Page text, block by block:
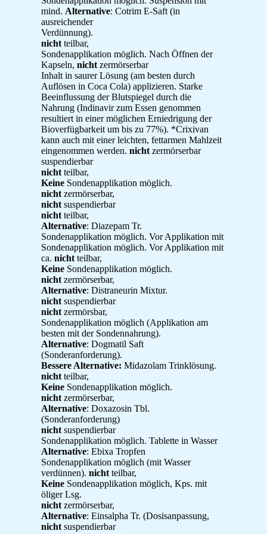
mind. Alternative: Cotrim E-Saft (in
ausreichender
Verdünnung).
nicht teilbar,
Sondenapplikation möglich. Nach Öffnen der
Kapseln, nicht zermörserbar
Inhalt in saurer Lösung (am besten durch
Auflösen in Coca Cola) applizieren. Starke
Beeinflussung der Blutspiegel durch die
Nahrung (Indinavir zum Essen genommen
resultiert in einer möglichen Erniedrigung der
Bioverfügbarkeit um bis zu 77%). *Crixivan
kann auch mit einer leichten, fettarmen Mahlzeit
eingenommen werden. nicht zermörserbar
suspendierbar
nicht teilbar,
Keine Sondenapplikation möglich.
nicht zermörserbar,
nicht suspendierbar
nicht teilbar,
Alternative: Diazepam Tr.
Sondenapplikation möglich. Vor Applikation mit
Sondenapplikation möglich. Vor Applikation mit
ca. nicht teilbar,
Keine Sondenapplikation möglich.
nicht zermörserbar,
Alternative: Distraneurin Mixtur.
nicht suspendierbar
nicht zermörsbar,
Sondenapplikation möglich (Applikation am
besten mit der Sondennahrung).
Alternative: Dogmatil Saft
(Sonderanforderung).
Bessere Alternative: Midazolam Trinklösung.
nicht teilbar,
Keine Sondenapplikation möglich.
nicht zermörserbar,
Alternative: Doxazosin Tbl.
(Sonderanforderung)
nicht suspendierbar
Sondenapplikation möglich. Tablette in Wasser
Alternative: Ebixa Tropfen
Sondenapplikation möglich (mit Wasser
verdünnen). nicht teilbar,
Keine Sondenapplikation möglich, Kps. mit
öliger Lsg.
nicht zermörserbar,
Alternative: Einsalpha Tr. (Dosisanpassung,
nicht suspendierbar